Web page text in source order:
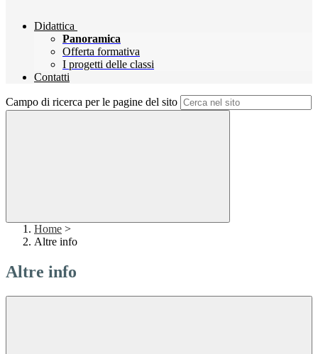
Didattica
Panoramica
Offerta formativa
I progetti delle classi
Contatti
Campo di ricerca per le pagine del sito
Home >
Altre info
Altre info